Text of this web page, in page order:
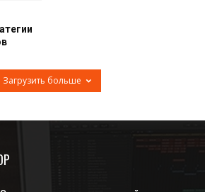
Загрузить больше